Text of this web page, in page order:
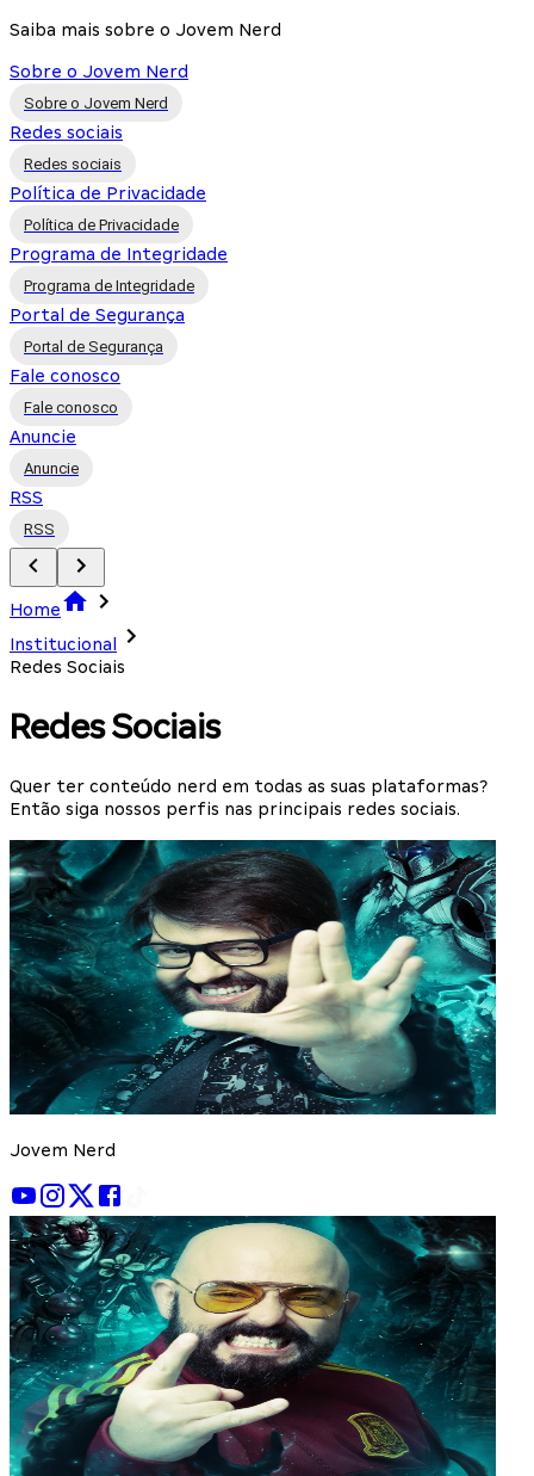
Saiba mais sobre o Jovem Nerd
Sobre o Jovem Nerd
Sobre o Jovem Nerd
Redes sociais
Redes sociais
Política de Privacidade
Política de Privacidade
Programa de Integridade
Programa de Integridade
Portal de Segurança
Portal de Segurança
Fale conosco
Fale conosco
Anuncie
Anuncie
RSS
RSS
Home
Institucional
Redes Sociais
Redes Sociais
Quer ter conteúdo nerd em todas as suas plataformas?
Então siga nossos perfis nas principais redes sociais.
Jovem Nerd